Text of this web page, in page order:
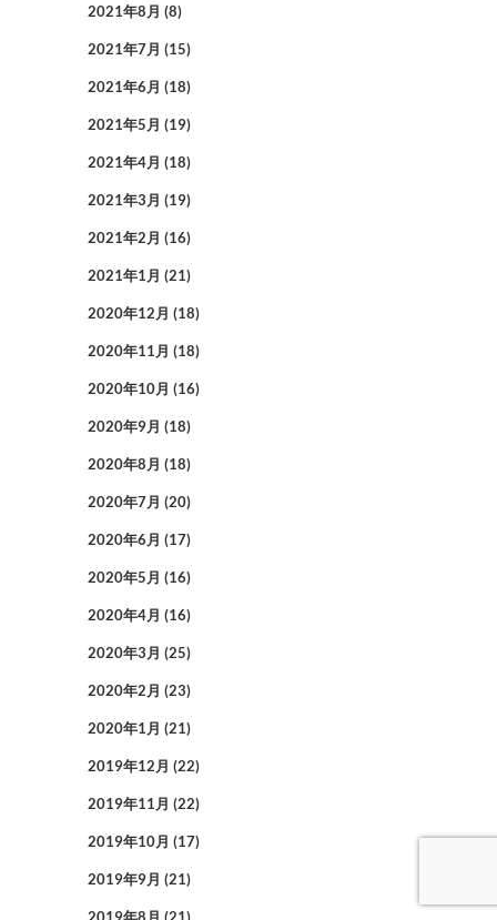
2021年8月 (8)
2021年7月 (15)
2021年6月 (18)
2021年5月 (19)
2021年4月 (18)
2021年3月 (19)
2021年2月 (16)
2021年1月 (21)
2020年12月 (18)
2020年11月 (18)
2020年10月 (16)
2020年9月 (18)
2020年8月 (18)
2020年7月 (20)
2020年6月 (17)
2020年5月 (16)
2020年4月 (16)
2020年3月 (25)
2020年2月 (23)
2020年1月 (21)
2019年12月 (22)
2019年11月 (22)
2019年10月 (17)
2019年9月 (21)